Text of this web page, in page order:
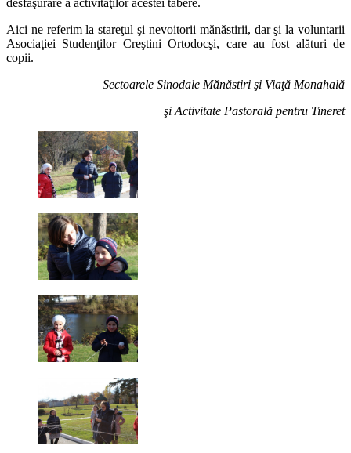
Aici ne referim la stareţul şi nevoitorii mănăstirii, dar şi la voluntarii
Asociaţiei Studenţilor Creştini Ortodocşi, care au fost alături de
copii.
Sectoarele Sinodale Mănăstiri şi Viaţă Monahală
şi Activitate Pastorală pentru Tineret